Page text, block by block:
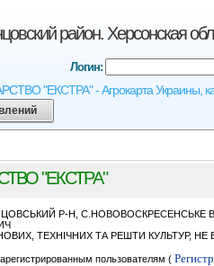
район. Херсонская
"ЕКСТРА" - Агрокарта Украины,
Логин:
"ЕКСТРА"
Р-Н, С.НОВОВОСКРЕСЕНСЬКЕ
ТЕХНІЧНИХ ТА РЕШТИ КУЛЬТУР, НЕ
пользователям (